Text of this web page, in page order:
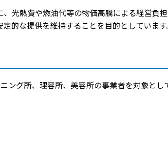
光熱費や燃油代等の物価高騰による経営負
的な提供を維持することを目的としていま
ング所、理容所、美容所の事業者を対象とし